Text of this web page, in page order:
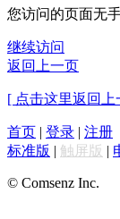
您访问的页面无
继续访问
返回上一页
[ 点击这里返回上
首页 | 登录 | 注册
标准版 | 触屏版 |
© Comsenz Inc.